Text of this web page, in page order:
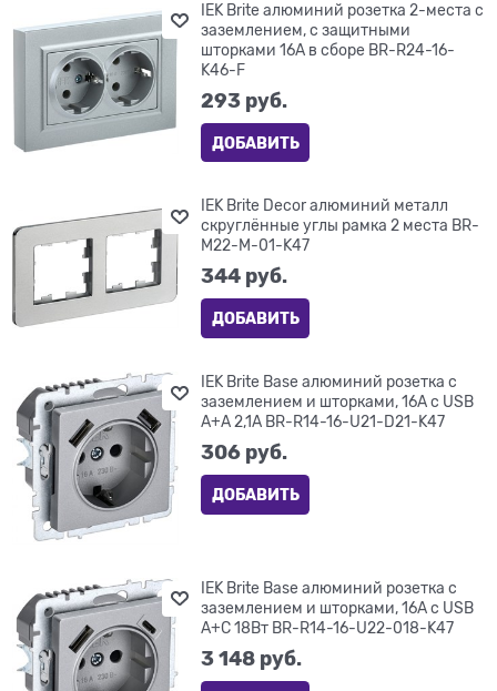
IEK Brite алюминий розетка 2-места с
заземлением, с защитными
шторками 16А в сборе BR-R24-16-
K46-F
293 руб.
ДОБАВИТЬ
IEK Brite Decor алюминий металл
скруглённые углы рамка 2 места BR-
M22-M-01-K47
344 руб.
ДОБАВИТЬ
IEK Brite Base алюминий розетка с
заземлением и шторками, 16А с USB
A+A 2,1А BR-R14-16-U21-D21-K47
306 руб.
ДОБАВИТЬ
IEK Brite Base алюминий розетка с
заземлением и шторками, 16А с USB
A+C 18Вт BR-R14-16-U22-018-K47
3 148 руб.